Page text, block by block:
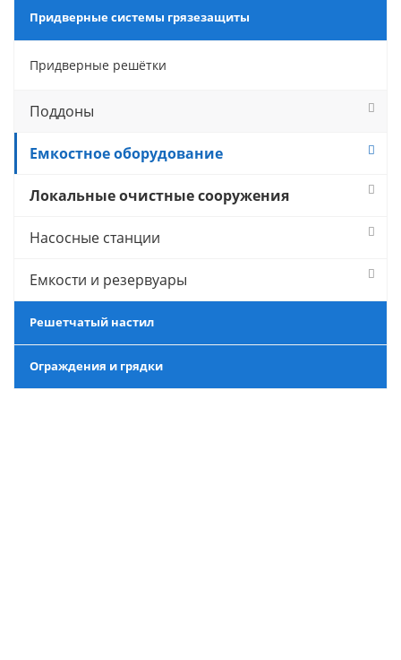
Придверные системы грязезащиты
Придверные решётки
Поддоны
Емкостное оборудование
Локальные очистные сооружения
Насосные станции
Емкости и резервуары
Решетчатый настил
Ограждения и грядки